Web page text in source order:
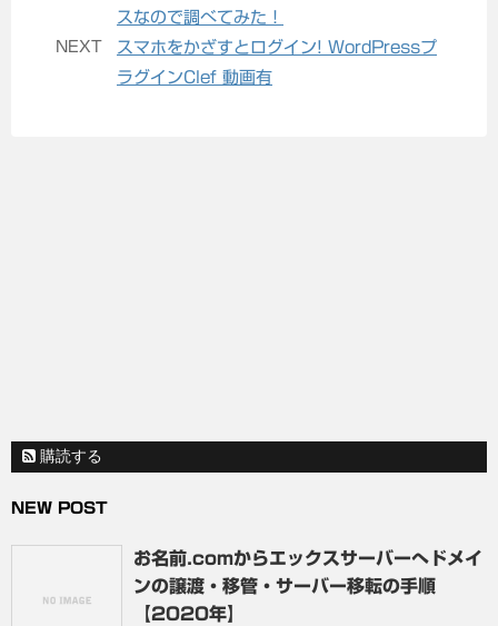
スなので調べてみた！
NEXT
スマホをかざすとログイン! WordPressプ
ラグインClef 動画有
購読する
NEW POST
お名前.comからエックスサーバーへドメイ
ンの譲渡・移管・サーバー移転の手順
【2020年】